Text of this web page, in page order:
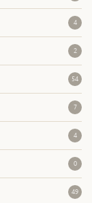
4
2
54
7
4
0
49